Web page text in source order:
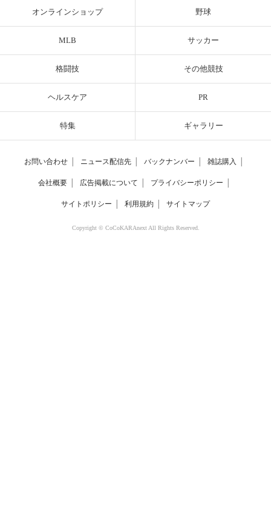
オンラインショップ 野球
MLB サッカー
格闘技 その他競技
ヘルスケア PR
特集 ギャラリー
お問い合わせ ニュース配信先 バックナンバー 雑誌購入
会社概要 広告掲載について プライバシーポリシー
サイトポリシー 利用規約 サイトマップ
Copyright © CoCoKARAnext All Rights Reserved.